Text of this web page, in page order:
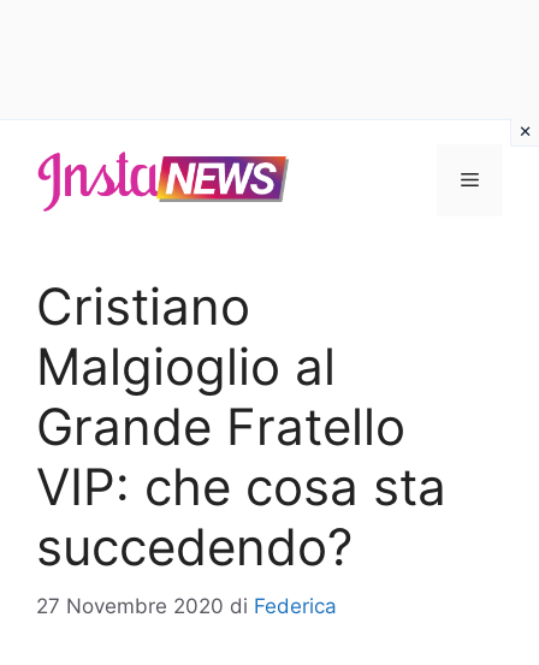
contenuto
Menu
Cristiano
Malgioglio al
Grande Fratello
VIP: che cosa sta
succedendo?
27 Novembre 2020 di Federica